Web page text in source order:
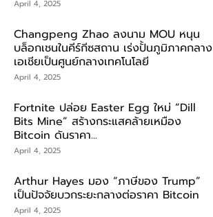
April 4, 2025
Changpeng Zhao ลงนาม MOU หนุน
บล็อกเชนในคีร์กีซสถาน เร่งปั้นภูมิภาคกลาง
เอเชียเป็นศูนย์กลางเทคโนโลยี
April 4, 2025
Fortnite ปล่อย Easter Egg ใหม่ “Dill
Bits Mine” สร้างกระแสคล้ายเหมือง
Bitcoin ดันราคา...
April 4, 2025
Arthur Hayes มอง “ภาษีของ Trump”
เป็นปัจจัยบวกระยะกลางต่อราคา Bitcoin
April 4, 2025